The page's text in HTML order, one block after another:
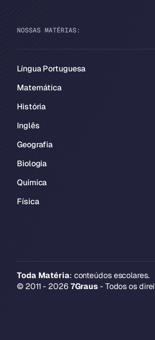
NOSSAS MATÉRIAS:
Língua Portuguesa
Matemática
História
Inglês
Geografia
Biologia
Química
Física
Toda Matéria: conteúdos escolares.
© 2011 - 2026 7Graus- Todos os